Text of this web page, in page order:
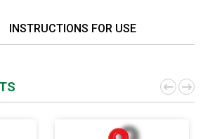
INSTRUCTIONS FOR USE